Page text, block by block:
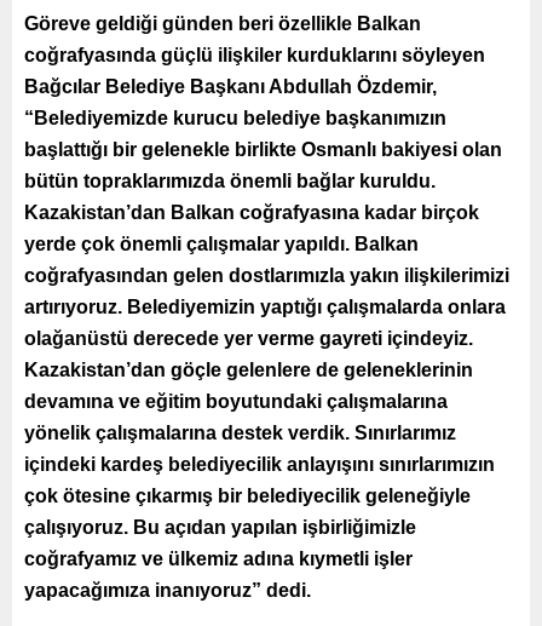
Göreve geldiği günden beri özellikle Balkan
coğrafyasında güçlü ilişkiler kurduklarını söyleyen
Bağcılar Belediye Başkanı Abdullah Özdemir,
“Belediyemizde kurucu belediye başkanımızın
başlattığı bir gelenekle birlikte Osmanlı bakiyesi olan
bütün topraklarımızda önemli bağlar kuruldu.
Kazakistan’dan Balkan coğrafyasına kadar birçok
yerde çok önemli çalışmalar yapıldı. Balkan
coğrafyasından gelen dostlarımızla yakın ilişkilerimizi
artırıyoruz. Belediyemizin yaptığı çalışmalarda onlara
olağanüstü derecede yer verme gayreti içindeyiz.
Kazakistan’dan göçle gelenlere de geleneklerinin
devamına ve eğitim boyutundaki çalışmalarına
yönelik çalışmalarına destek verdik. Sınırlarımız
içindeki kardeş belediyecilik anlayışını sınırlarımızın
çok ötesine çıkarmış bir belediyecilik geleneğiyle
çalışıyoruz. Bu açıdan yapılan işbirliğimizle
coğrafyamız ve ülkemiz adına kıymetli işler
yapacağımıza inanıyoruz” dedi.